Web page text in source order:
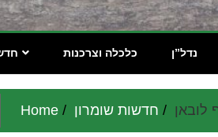
מקומונט
מקומון אינטרנטי לתושבי השומרון
כלכלה וצרכנות נדל”ן
Home חדשות שומרון לובאן